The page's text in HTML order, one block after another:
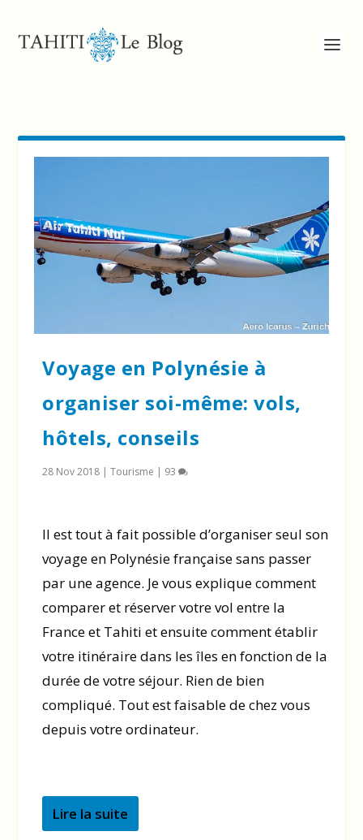
Voyage en Polynésie à
organiser soi-même: vols,
hôtels, conseils
28 Nov 2018 |Tourisme | 93
Il est tout à fait possible d’organiser seul son
voyage en Polynésie française sans passer
par une agence. Je vous explique comment
comparer et réserver votre vol entre la
France et Tahiti et ensuite comment établir
votre itinéraire dans les îles en fonction de la
durée de votre séjour. Rien de bien
compliqué. Tout est faisable de chez vous
depuis votre ordinateur.
Lire la suite